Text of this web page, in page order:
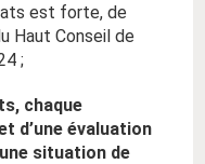
est forte, de
Haut Conseil de
;
chaque
d’une évaluation
situation de